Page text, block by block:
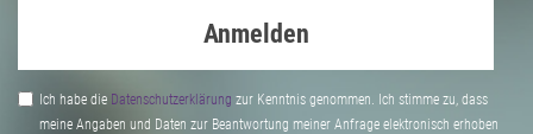
Anmelden
Ich habe die Daten­schutz­erklärung zur Kenntnis genommen. Ich stimme zu, dass
meine Angaben und Daten zur Beantwortung meiner Anfrage elektronisch erhoben